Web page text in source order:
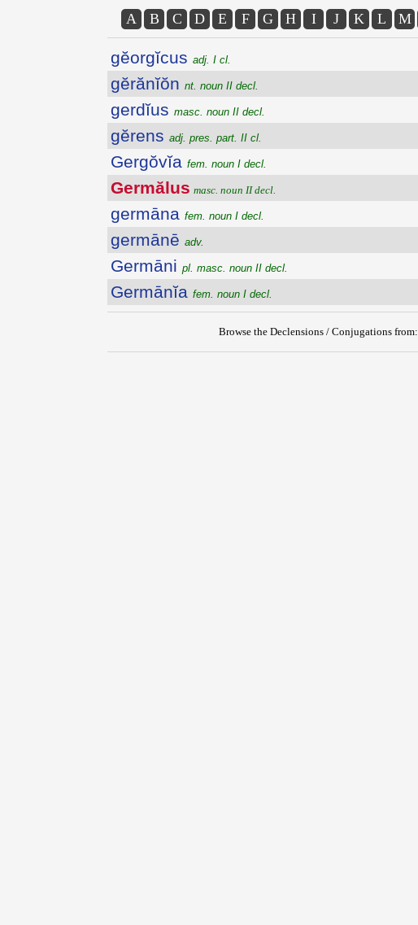
A B C D E F G H I J K L M
gĕorgĭcus adj. I cl.
gĕrănĭŏn nt. noun II decl.
gerdĭus masc. noun II decl.
gĕrens adj. pres. part. II cl.
Gergŏvĭa fem. noun I decl.
Germălus masc. noun II decl.
germāna fem. noun I decl.
germānē adv.
Germāni pl. masc. noun II decl.
Germānĭa fem. noun I decl.
Browse the Declensions / Conjugations from: